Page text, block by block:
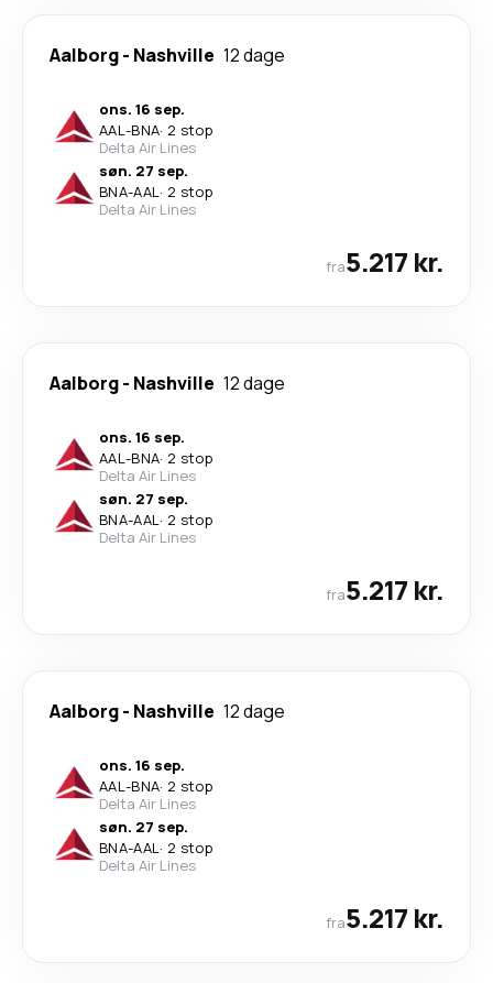
Aalborg- Nashville 12 dage
ons. 16 sep.
AAL-BNA· 2 stop
Delta Air Lines
søn. 27 sep.
BNA-AAL· 2 stop
Delta Air Lines
fra5.217 kr.
Aalborg- Nashville 12 dage
ons. 16 sep.
AAL-BNA· 2 stop
Delta Air Lines
søn. 27 sep.
BNA-AAL· 2 stop
Delta Air Lines
fra5.217 kr.
Aalborg- Nashville 12 dage
ons. 16 sep.
AAL-BNA· 2 stop
Delta Air Lines
søn. 27 sep.
BNA-AAL· 2 stop
Delta Air Lines
fra5.217 kr.